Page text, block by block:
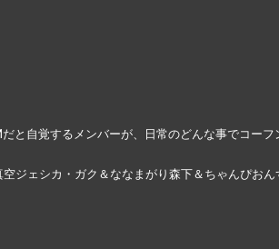
と自覚するメンバーが、日常のどんな事でコーフ
ジェシカ・ガク＆ななまがり森下＆ちゃんぴお